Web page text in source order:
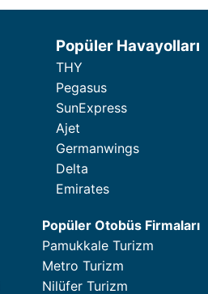
Popüler Havayolları
THY
Pegasus
SunExpress
Ajet
Germanwings
Delta
Emirates
Popüler Otobüs Firmaları
Pamukkale Turizm
Metro Turizm
Nilüfer Turizm